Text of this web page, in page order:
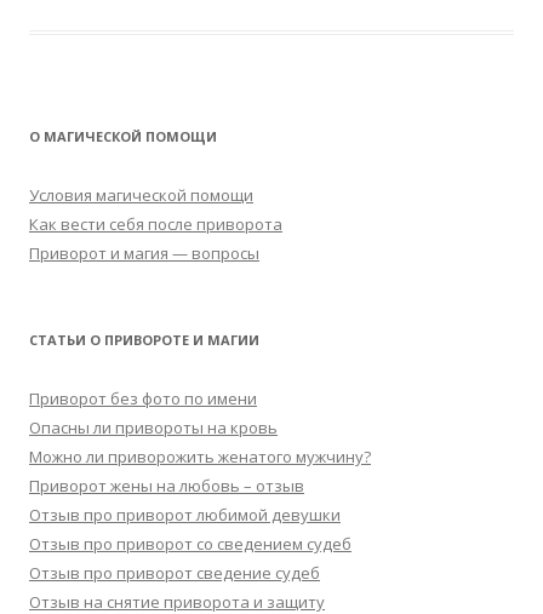
О МАГИЧЕСКОЙ ПОМОЩИ
Условия магической помощи
Как вести себя после приворота
Приворот и магия — вопросы
СТАТЬИ О ПРИВОРОТЕ И МАГИИ
Приворот без фото по имени
Опасны ли привороты на кровь
Можно ли приворожить женатого мужчину?
Приворот жены на любовь – отзыв
Отзыв про приворот любимой девушки
Отзыв про приворот со сведением судеб
Отзыв про приворот сведение судеб
Отзыв на снятие приворота и защиту